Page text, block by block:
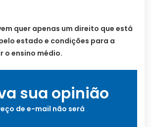
quer apenas um direito que está
estado e condições para a
o ensino médio.
sua opinião
de e-mail não será